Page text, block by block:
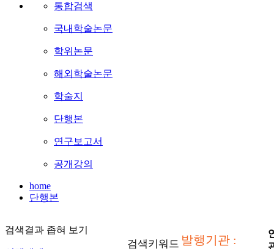
통합검색
국내학술논문
학위논문
해외학술논문
학술지
단행본
연구보고서
공개강의
home
단행본
검색결과 좁혀 보기
검색키워드 발행기관 :